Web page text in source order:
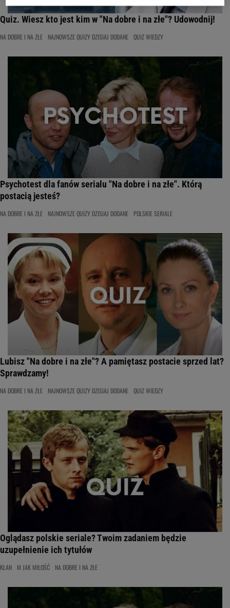
Quiz. Wiesz kto jest kim w "Na dobre i na złe"? Udowodnij!
NA DOBRE I NA ZŁE NAJNOWSZE QUIZY DZISIAJ DODANE QUIZ WIEDZY
Psychotest dla fanów serialu "Na dobre i na złe". Którą
postacią jesteś?
NA DOBRE I NA ZŁE NAJNOWSZE QUIZY DZISIAJ DODANE POLSKIE SERIALE
Lubisz "Na dobre i na złe"? A pamiętasz postacie sprzed lat?
Sprawdzamy!
NA DOBRE I NA ZŁE NAJNOWSZE QUIZY DZISIAJ DODANE QUIZ WIEDZY
Oglądasz polskie seriale? Twoim zadaniem będzie
uzupełnienie ich tytułów
KLAN M JAK MIŁOŚĆ NA DOBRE I NA ZŁE